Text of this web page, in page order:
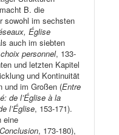
B. die
sowohl im sechsten
Église
auch im siebten
personnel, 133-
und letzten Kapitel
und Kontinuität
und im Großen (Entre
de l’Église à la
l’Église, 153-171).
eine
Conclusion, 173-180),